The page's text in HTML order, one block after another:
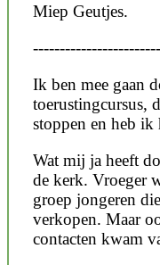
Miep Geutjes.
Ik ben mee gaan
toerustingcursus,
stoppen en heb ik
Wat mij ja heeft
de kerk. Vroeger
groep jongeren
verkopen. Maar
contacten kwam